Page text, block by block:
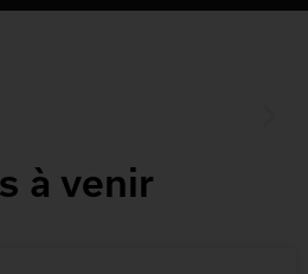
à venir